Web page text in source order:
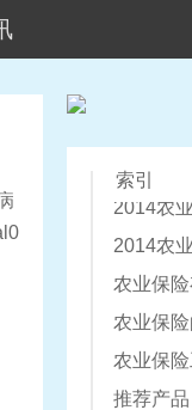
索引
农业保险
2014农
2014农
农业保
农业保
农业保
推荐产品